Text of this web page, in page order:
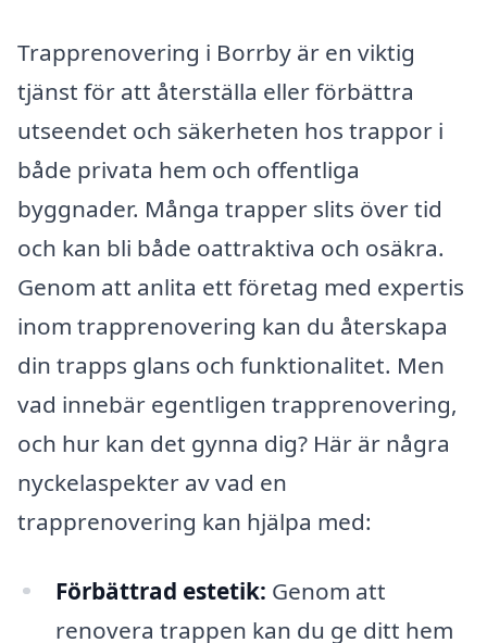
Trapprenovering i Borrby är en viktig
tjänst för att återställa eller förbättra
utseendet och säkerheten hos trappor i
både privata hem och offentliga
byggnader. Många trapper slits över tid
och kan bli både oattraktiva och osäkra.
Genom att anlita ett företag med expertis
inom trapprenovering kan du återskapa
din trapps glans och funktionalitet. Men
vad innebär egentligen trapprenovering,
och hur kan det gynna dig? Här är några
nyckelaspekter av vad en
trapprenovering kan hjälpa med:
Förbättrad estetik: Genom att
renovera trappen kan du ge ditt hem